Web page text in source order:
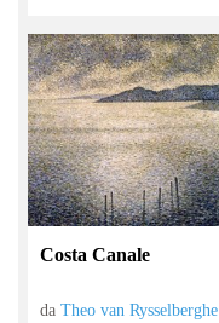
Costa Canale
daTheo van Rysselberghe